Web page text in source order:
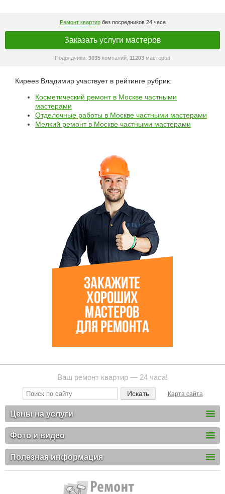
Ремонт квартирбез посредников 24 часа
Заказать услуги мастеров
Подрядчики: 3035 компаний, 11203 мастеров
Киреев Владимир участвует в рейтинге рубрик:
Косметический ремонт в Москве частными
мастерами
Отделочные работы в Москве частными мастерами
Мелкий ремонт в Москве частными мастерами
Ваш ремонт квартир — 24 часа!
Карта сайта
Цены на услуги
Фото и видео
Полезная информация